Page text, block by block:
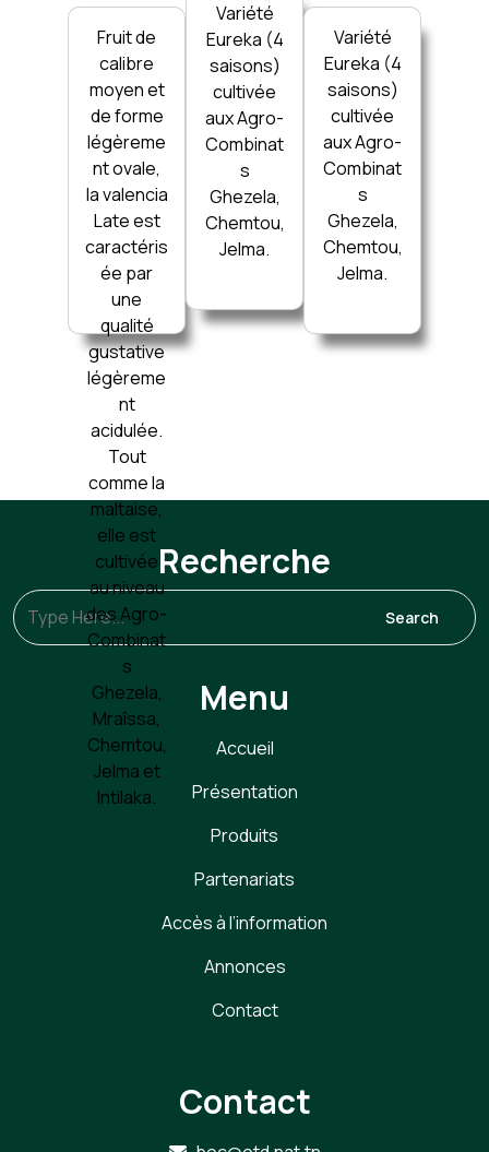
Fruit de
calibre
moyen et
de forme
légèreme
nt ovale,
la valencia
Late est
caractéris
ée par
une
qualité
gustative
légèreme
nt
acidulée.
Tout
comme la
maltaise,
elle est
cultivée
au niveau
des Agro-
Combinat
s
Ghezela,
Mraîssa,
Chemtou,
Jelma et
Intilaka.
Variété
Eureka (4
saisons)
cultivée
aux Agro-
Combinat
s
Ghezela,
Chemtou,
Jelma.
Variété
Eureka (4
saisons)
cultivée
aux Agro-
Combinat
s
Ghezela,
Chemtou,
Jelma.
Recherche
Menu
Accueil
Présentation
Produits
Partenariats
Accès à l’information
Annonces
Contact
Contact